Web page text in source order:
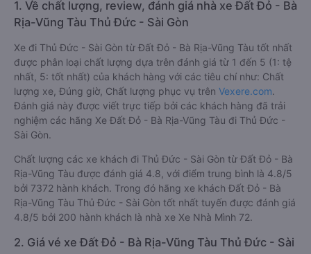
1. Về chất lượng, review, đánh giá nhà xe Đất Đỏ - Bà
Rịa-Vũng Tàu Thủ Đức - Sài Gòn
Xe đi Thủ Đức - Sài Gòn từ Đất Đỏ - Bà Rịa-Vũng Tàu tốt nhất
được phân loại chất lượng dựa trên đánh giá từ 1 đến 5 (1: tệ
nhất, 5: tốt nhất) của khách hàng với các tiêu chí như: Chất
lượng xe, Đúng giờ, Chất lượng phục vụ trên Vexere.com.
Đánh giá này được viết trực tiếp bởi các khách hàng đã trải
nghiệm các hãng Xe Đất Đỏ - Bà Rịa-Vũng Tàu đi Thủ Đức -
Sài Gòn.
Chất lượng các xe khách đi Thủ Đức - Sài Gòn từ Đất Đỏ - Bà
Rịa-Vũng Tàu được đánh giá 4.8, với điểm trung bình là 4.8/5
bởi 7372 hành khách. Trong đó hãng xe khách Đất Đỏ - Bà
Rịa-Vũng Tàu Thủ Đức - Sài Gòn tốt nhất tuyến được đánh giá
4.8/5 bởi 200 hành khách là nhà xe Xe Nhà Mình 72.
2. Giá vé xe Đất Đỏ - Bà Rịa-Vũng Tàu Thủ Đức - Sài